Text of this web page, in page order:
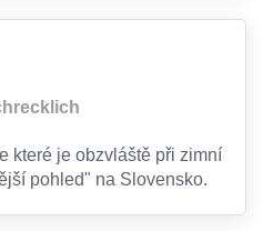
které je obzvláště při zimní
pohled" na Slovensko.